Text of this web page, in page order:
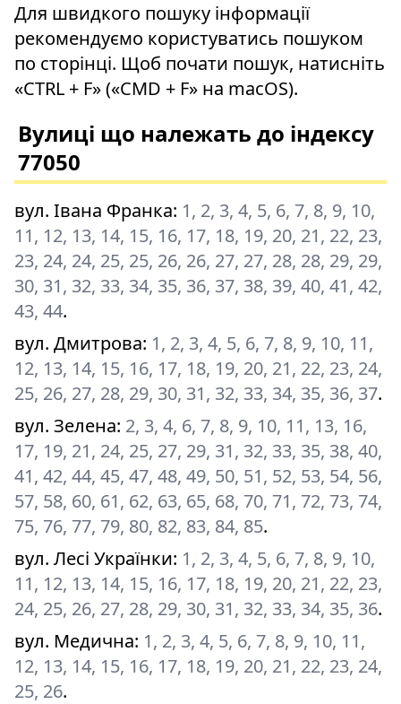
Для швидкого пошуку інформації
рекомендуємо користуватись пошуком
по сторінці. Щоб почати пошук, натисніть
«CTRL + F» («CMD + F» на macOS).
Вулиці що належать до індексу
77050
вул. Івана Франка: 1, 2, 3, 4, 5, 6, 7, 8, 9, 10,
11, 12, 13, 14, 15, 16, 17, 18, 19, 20, 21, 22, 23,
23, 24, 24, 25, 25, 26, 26, 27, 27, 28, 28, 29, 29,
30, 31, 32, 33, 34, 35, 36, 37, 38, 39, 40, 41, 42,
43, 44.
вул. Дмитрова: 1, 2, 3, 4, 5, 6, 7, 8, 9, 10, 11,
12, 13, 14, 15, 16, 17, 18, 19, 20, 21, 22, 23, 24,
25, 26, 27, 28, 29, 30, 31, 32, 33, 34, 35, 36, 37.
вул. Зелена: 2, 3, 4, 6, 7, 8, 9, 10, 11, 13, 16,
17, 19, 21, 24, 25, 27, 29, 31, 32, 33, 35, 38, 40,
41, 42, 44, 45, 47, 48, 49, 50, 51, 52, 53, 54, 56,
57, 58, 60, 61, 62, 63, 65, 68, 70, 71, 72, 73, 74,
75, 76, 77, 79, 80, 82, 83, 84, 85.
вул. Лесі Українки: 1, 2, 3, 4, 5, 6, 7, 8, 9, 10,
11, 12, 13, 14, 15, 16, 17, 18, 19, 20, 21, 22, 23,
24, 25, 26, 27, 28, 29, 30, 31, 32, 33, 34, 35, 36.
вул. Медична: 1, 2, 3, 4, 5, 6, 7, 8, 9, 10, 11,
12, 13, 14, 15, 16, 17, 18, 19, 20, 21, 22, 23, 24,
25, 26.